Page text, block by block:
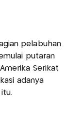
pelabuhan
putaran
Serikat
adanya